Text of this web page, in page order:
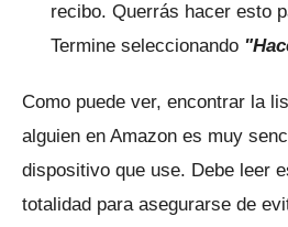
recibo. Querrás hacer esto
Termine seleccionando
Como puede ver, encontrar la
alguien en Amazon es muy
dispositivo que use. Debe leer
totalidad para asegurarse de